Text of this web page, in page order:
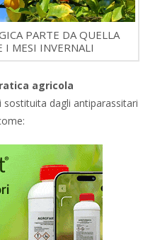
PARTE DA QUELLA
I MESI INVERNALI
agricola
sostituita dagli antiparassitari